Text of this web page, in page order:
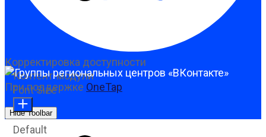
Корректировка доступности
При поддержке OneTap
Hide Toolbar
Контент-модули
Font Size
Default